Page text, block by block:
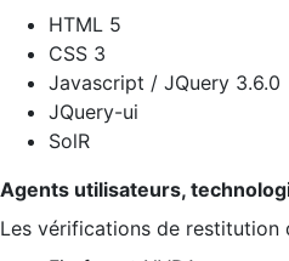
HTML 5
CSS 3
Javascript / JQuery 3.6.0
JQuery-ui
SolR
Agents utilisateurs,
Les vérifications de restitution